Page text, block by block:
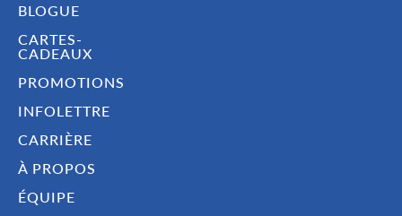
BLOGUE
CARTES-
CADEAUX
PROMOTIONS
INFOLETTRE
CARRIÈRE
À PROPOS
ÉQUIPE